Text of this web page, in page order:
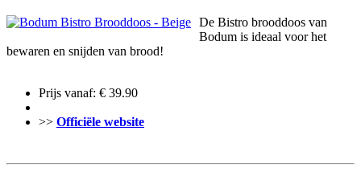
De Bistro brooddoos van
Bodum is ideaal voor het
bewaren en snijden van brood!
Prijs vanaf: € 39.90
>> Officiële website